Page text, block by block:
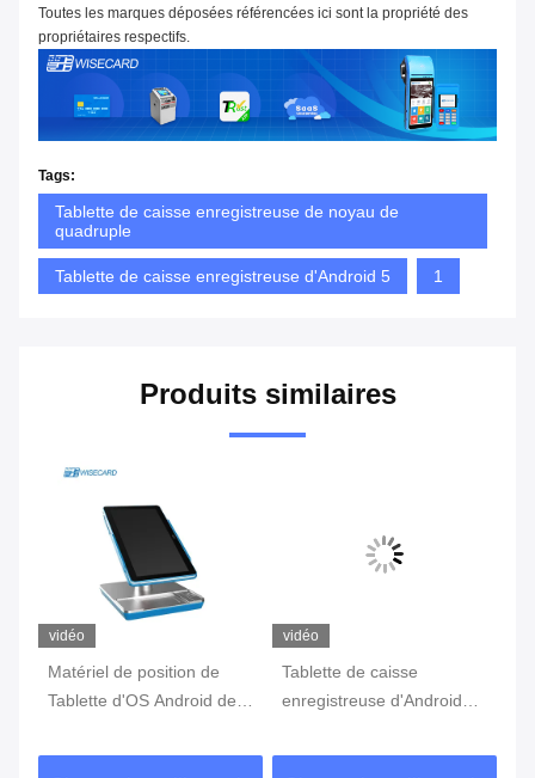
Toutes les marques déposées référencées ici sont la propriété des
propriétaires respectifs.
Tags:
Tablette de caisse enregistreuse de noyau de
quadruple
Tablette de caisse enregistreuse d'Android 5 1
Produits similaires
vidéo
Matériel de position de
Tablette d'OS Android de
quadruple
vidéo
Tablette de caisse
enregistreuse d'Android
système de position